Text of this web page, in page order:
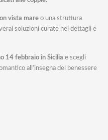
vista mare o una struttura
soluzioni curate nei dettagli e
14 febbraio in Sicilia e scegli
all’insegna del benessere